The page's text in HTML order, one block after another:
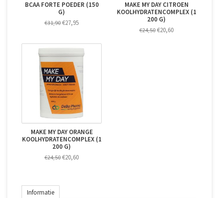
BCAA FORTE POEDER (150
G)
€31,90 €27,95
MAKE MY DAY CITROEN
KOOLHYDRATENCOMPLEX (1
200 G)
€24,50 €20,60
MAKE MY DAY ORANGE
KOOLHYDRATENCOMPLEX (1
200 G)
€24,50 €20,60
Informatie